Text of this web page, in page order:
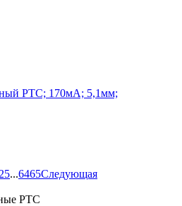
PTC; 170мА; 5,1мм;
25...6465Следующая
PTC